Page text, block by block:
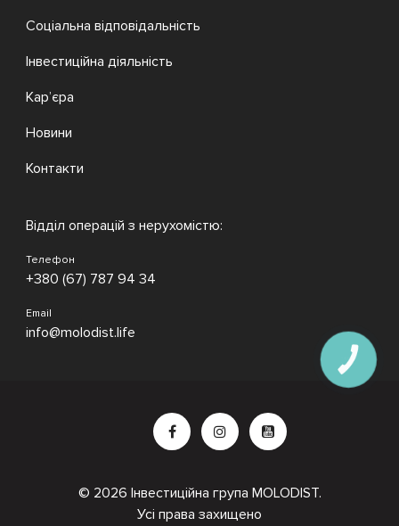
Соціальна відповідальність
Інвестиційна діяльність
Кар’єра
Новини
Контакти
Відділ операцій з нерухомістю:
Телефон
+380 (67) 787 94 34
Email
info@molodist.life
© 2026 Інвестиційна група MOLODIST.
Усі права захищено
КНОПКА
ЗВ'ЯЗКУ